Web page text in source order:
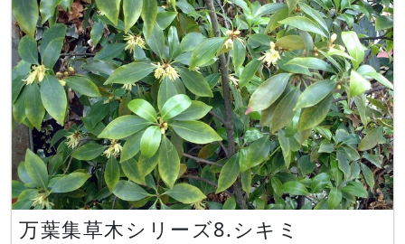
万葉集草木シリーズ8.シキミ